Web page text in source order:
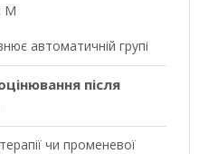
M
автоматичній групі
після
чи променевої